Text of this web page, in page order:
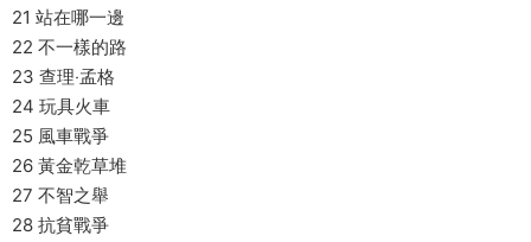
21 站在哪一邊
22 不一樣的路
23 查理‧孟格
24 玩具火車
25 風車戰爭
26 黃金乾草堆
27 不智之舉
28 抗貧戰爭